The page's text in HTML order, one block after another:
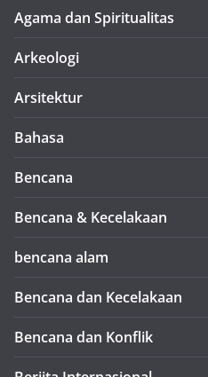
Agama dan Spiritualitas
Arkeologi
Arsitektur
Bahasa
Bencana
Bencana & Kecelakaan
bencana alam
Bencana dan Kecelakaan
Bencana dan Konflik